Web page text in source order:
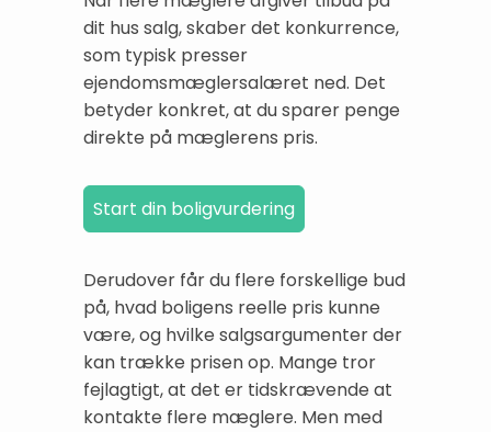
dit hus salg, skaber det konkurrence,
som typisk presser
ejendomsmæglersalæret ned. Det
betyder konkret, at du sparer penge
direkte på mæglerens pris.
Derudover får du flere forskellige bud
på, hvad boligens reelle pris kunne
være, og hvilke salgsargumenter der
kan trække prisen op. Mange tror
fejlagtigt, at det er tidskrævende at
kontakte flere mæglere. Men med